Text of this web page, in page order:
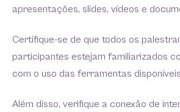
apresentações, slides, vídeos e
Certifique-se de que todos os
participantes estejam familiarizados
com o uso das ferramentas
Além disso, verifique a conexão de